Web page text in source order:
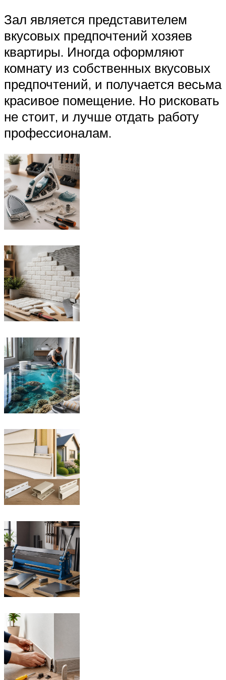
Зал является представителем
вкусовых предпочтений хозяев
квартиры. Иногда оформляют
комнату из собственных вкусовых
предпочтений, и получается весьма
красивое помещение. Но рисковать
не стоит, и лучше отдать работу
профессионалам.